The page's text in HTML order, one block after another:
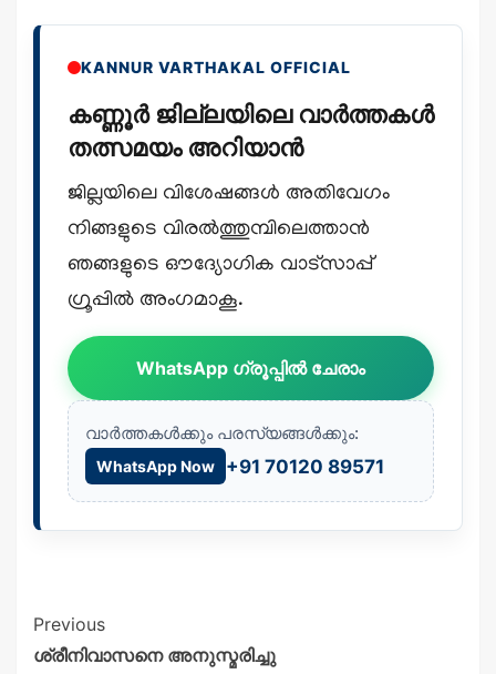
KANNUR VARTHAKAL OFFICIAL
കണ്ണൂർ ജില്ലയിലെ വാർത്തകൾ
തത്സമയം അറിയാൻ
ജില്ലയിലെ വിശേഷങ്ങൾ അതിവേഗം
നിങ്ങളുടെ വിരൽത്തുമ്പിലെത്താൻ
ഞങ്ങളുടെ ഔദ്യോഗിക വാട്സാപ്പ്
ഗ്രൂപ്പിൽ അംഗമാകൂ.
WhatsApp ഗ്രൂപ്പിൽ ചേരാം
വാർത്തകൾക്കും പരസ്യങ്ങൾക്കും:
WhatsApp Now +91 70120 89571
Previous
ശ്രീനിവാസനെ അനുസ്മരിച്ചു